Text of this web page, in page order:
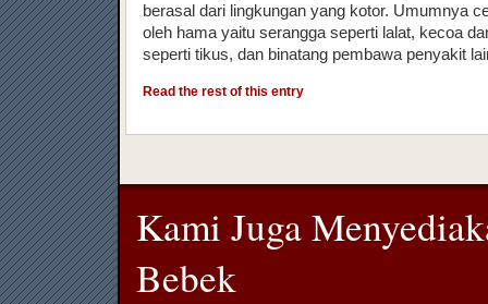
berasal dari lingkungan yang kotor. Umumnya
oleh hama yaitu serangga seperti lalat, kecoa
seperti tikus, dan binatang pembawa penyakit
Read the rest of this entry
Kami Juga
Bebek